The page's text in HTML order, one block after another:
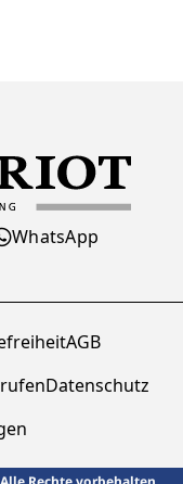
WhatsApp
AGB
Datenschutz